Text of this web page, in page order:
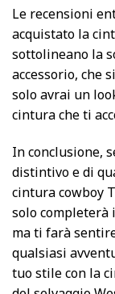
Le recensioni
acquistato la
sottolineano la
accessorio, che
solo avrai un
cintura che ti
In conclusione,
distintivo e di
cintura cowboy
solo completerà
ma ti farà
qualsiasi
tuo stile con la